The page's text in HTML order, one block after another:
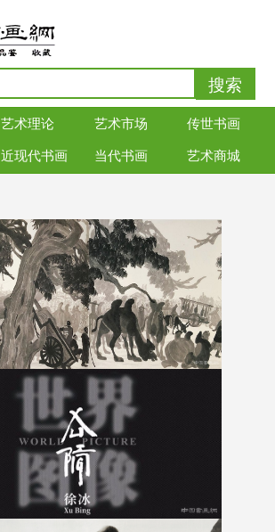
艺术理论 艺术市场 传世书画
近现代书画 当代书画 艺术商城